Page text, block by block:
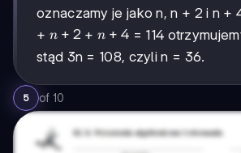
oznaczamy je jako n, n + 2 i n +
+ n
+
2
n + 2 + n
+
4
n + 4 = 114
stąd 3n = 108, czyli n = 36.
5 of 10